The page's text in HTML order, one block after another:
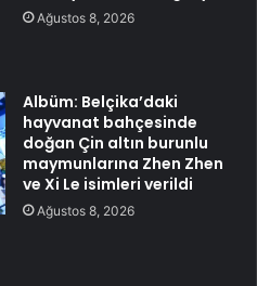
Ağustos 8, 2026
Albüm: Belçika’daki
hayvanat bahçesinde
doğan Çin altın burunlu
maymunlarına Zhen Zhen
ve Xi Le isimleri verildi
Ağustos 8, 2026